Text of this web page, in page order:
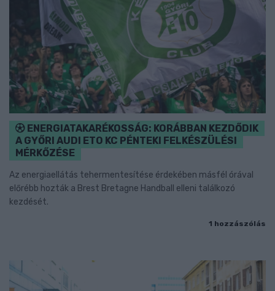
ENERGIATAKARÉKOSSÁG: KORÁBBAN KEZDŐDIK
A GYŐRI AUDI ETO KC PÉNTEKI FELKÉSZÜLÉSI
MÉRKŐZÉSE
Az energiaellátás tehermentesítése érdekében másfél órával
előrébb hozták a Brest Bretagne Handball elleni találkozó
kezdését.
1 hozzászólás